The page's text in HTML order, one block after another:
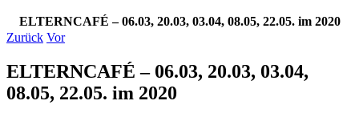
ELTERNCAFÉ – 06.03, 20.03, 03.04, 08.05, 22.05. im 2020
Zurück Vor
ELTERNCAFÉ – 06.03, 20.03, 03.04,
08.05, 22.05. im 2020